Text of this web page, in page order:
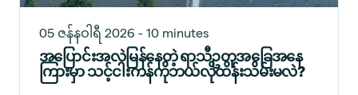
05 ဇန်နဝါရီ 2026 - 10 minutes
အပြောင်းအလဲမြန်နေတဲ့ ရာသီဥတုအခြေအနေ
ကြားမှာ သင့်ငါးကန်ကိုဘယ်လိုထိန်းသိမ်းမလဲ?